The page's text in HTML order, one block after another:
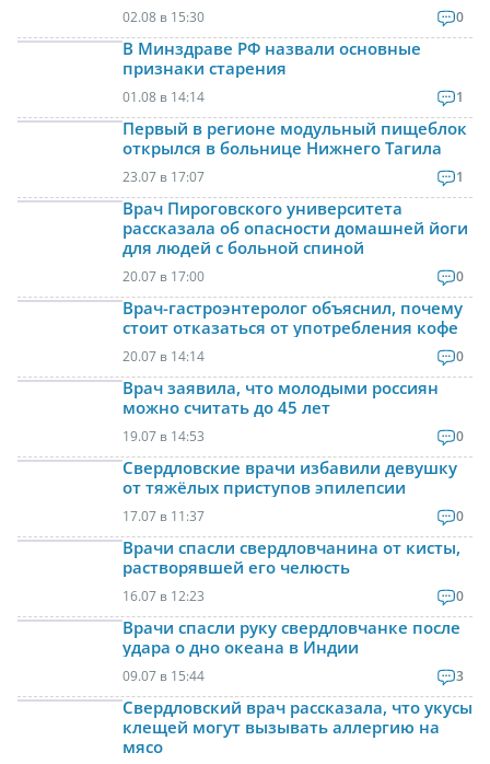
02.08 в 15:30 0
В Минздраве РФ назвали основные
признаки старения
01.08 в 14:14 1
Первый в регионе модульный пищеблок
открылся в больнице Нижнего Тагила
23.07 в 17:07 1
Врач Пироговского университета
рассказала об опасности домашней йоги
для людей с больной спиной
20.07 в 17:00 0
Врач-гастроэнтеролог объяснил, почему
стоит отказаться от употребления кофе
20.07 в 14:14 0
Врач заявила, что молодыми россиян
можно считать до 45 лет
19.07 в 14:53 0
Свердловские врачи избавили девушку
от тяжёлых приступов эпилепсии
17.07 в 11:37 0
Врачи спасли свердловчанина от кисты,
растворявшей его челюсть
16.07 в 12:23 0
Врачи спасли руку свердловчанке после
удара о дно океана в Индии
09.07 в 15:44 3
Свердловский врач рассказала, что укусы
клещей могут вызывать аллергию на
мясо